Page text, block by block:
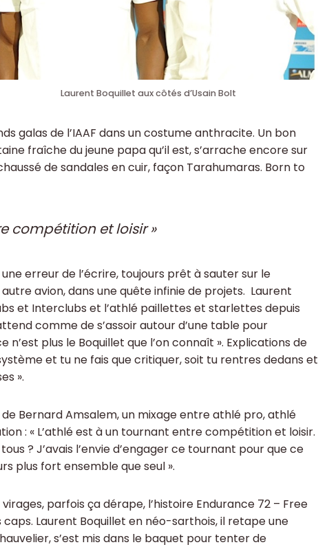
Laurent Boquillet aux côtés d’Usain Bolt
galas de l’IAAF dans un costume anthracite. Un bon
fraîche du jeune papa qu’il est, s’arrache encore sur
de sandales en cuir, façon Tarahumaras. Born to
compétition et loisir »
erreur de l’écrire, toujours prêt à sauter sur le
avion, dans une quête infinie de projets. Laurent
et Interclubs et l’athlé paillettes et starlettes depuis
comme de s’assoir autour d’une table pour
n’est plus le Boquillet que l’on connaît ». Explications de
et tu ne fais que critiquer, soit tu rentres dedans et
».
Bernard Amsalem, un mixage entre athlé pro, athlé
: « L’athlé est à un tournant entre compétition et loisir.
? J’avais l’envie d’engager ce tournant pour que ce
plus fort ensemble que seul ».
parfois ça dérape, l’histoire Endurance 72 – Free
Laurent Boquillet en néo-sarthois, il retape une
s’est mis dans le baquet pour tenter de